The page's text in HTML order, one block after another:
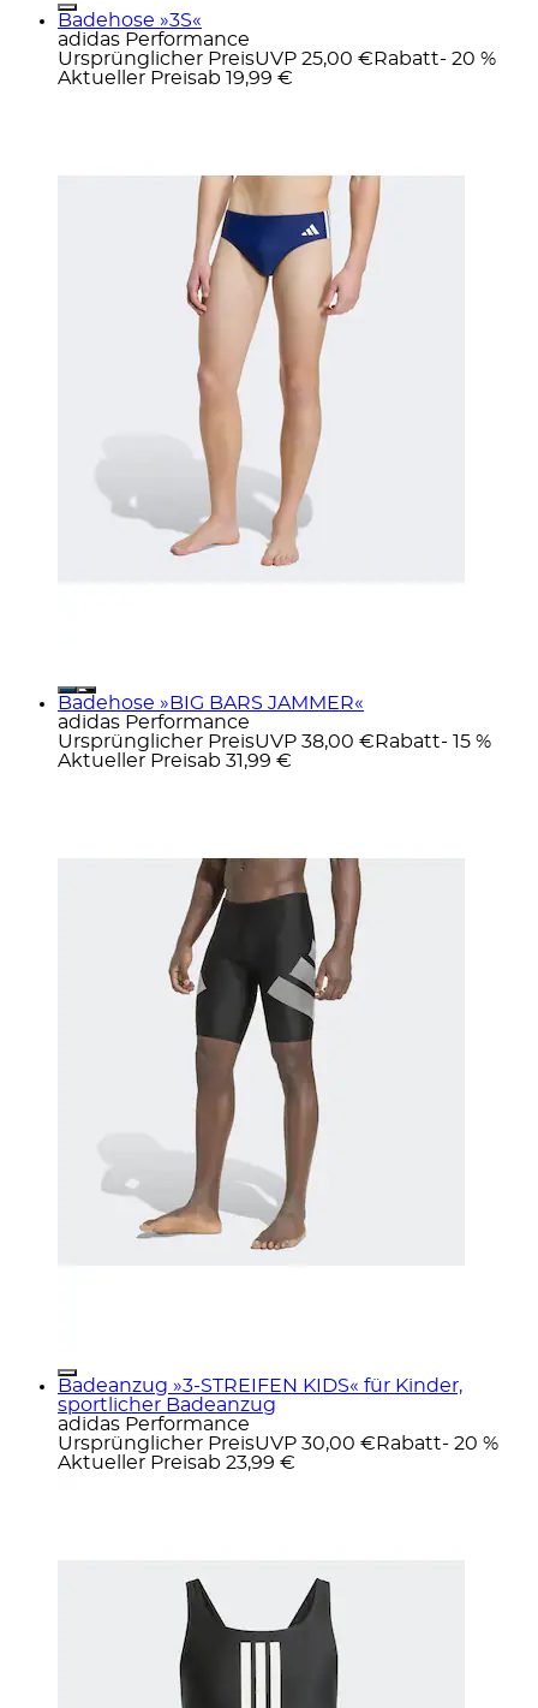
Badehose »3S«
adidas Performance
Ursprünglicher PreisUVP 25,00 € Rabatt- 20 %
Aktueller Preisab 19,99 €
Badehose »BIG BARS JAMMER«
adidas Performance
Ursprünglicher PreisUVP 38,00 € Rabatt- 15 %
Aktueller Preisab 31,99 €
Badeanzug »3-STREIFEN KIDS« für Kinder,
sportlicher Badeanzug
adidas Performance
Ursprünglicher PreisUVP 30,00 € Rabatt- 20 %
Aktueller Preisab 23,99 €